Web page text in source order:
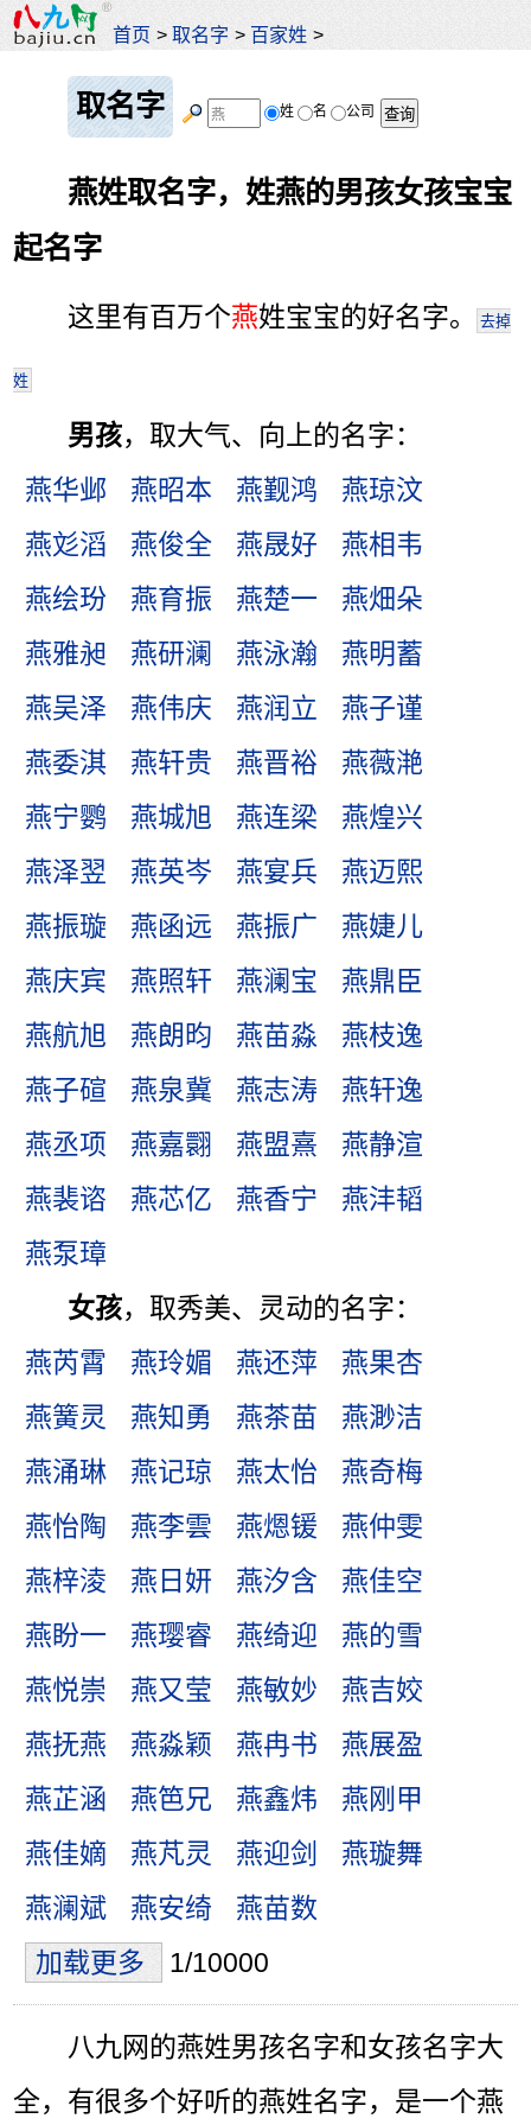
首页 >取名字 > 百家姓 >
取名字 姓 名 公司
燕姓取名字，姓燕的男孩女孩宝宝
起名字
这里有百万个燕姓宝宝的好名字。 去掉
姓
男孩，取大气、向上的名字：
燕华邺
燕昭本 燕觐鸿
燕琼汶
燕彣滔
燕俊全 燕晟好
燕相韦
燕绘玢
燕育振 燕楚一
燕畑朵
燕雅昶
燕研澜 燕泳瀚
燕明蓄
燕吴泽
燕伟庆 燕润立
燕子谨
燕委淇
燕轩贵 燕晋裕
燕薇滟
燕宁鹦
燕城旭 燕连梁
燕煌兴
燕泽翌
燕英岑 燕宴兵
燕迈熙
燕振璇
燕函远 燕振广
燕婕儿
燕庆宾
燕照轩 燕澜宝
燕鼎臣
燕航旭
燕朗昀 燕苗淼
燕枝逸
燕子碹
燕泉冀 燕志涛
燕轩逸
燕丞项
燕嘉翾 燕盟熹
燕静渲
燕裴谘
燕芯亿 燕香宁
燕沣韬
燕泵璋
女孩，取秀美、灵动的名字：
燕芮霄
燕玲媚 燕还萍
燕果杏
燕簧灵
燕知勇 燕茶苗
燕渺洁
燕涌琳
燕记琼 燕太怡
燕奇梅
燕怡陶
燕李雲 燕煾锾
燕仲雯
燕梓淩
燕日妍 燕汐含
燕佳空
燕盼一
燕璎睿 燕绮迎
燕的雪
燕悦崇
燕又莹 燕敏妙
燕吉姣
燕抚燕
燕淼颖 燕冉书
燕展盈
燕芷涵
燕笆兄 燕鑫炜
燕刚甲
燕佳嫡
燕芃灵 燕迎剑
燕璇舞
燕澜斌
燕安绮
燕苗数
加载更多
1/10000
八九网的燕姓男孩名字和女孩名字大
全，有很多个好听的燕姓名字，是一个燕